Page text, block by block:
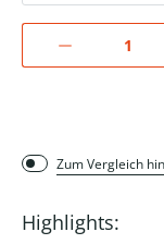
Zum Vergleich
Highlights: